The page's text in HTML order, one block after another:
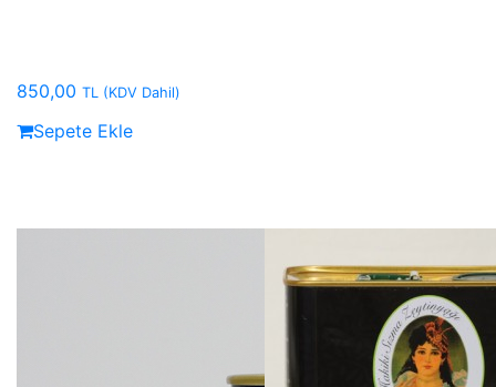
850,00 TL (KDV Dahil)
Sepete Ekle